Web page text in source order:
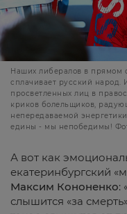
Наших либералов в прямом
сплачивает русский народ.
просветленных лиц в
криков болельщиков,
непередаваемой
едины - мы непобедимы!
А вот как
екатеринбургский
Максим Кононенко:
слышится «за